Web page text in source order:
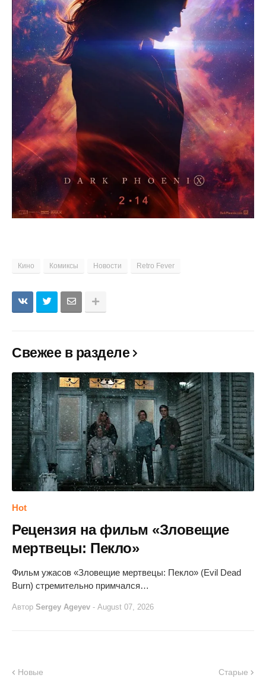
Кино Комиксы Новости Retro Fever
Свежее в разделе
Hot
Рецензия на фильм «Зловещие
мертвецы: Пекло»
Фильм ужасов «Зловещие мертвецы: Пекло» (Evil Dead
Burn) стремительно примчался…
Автор Sergey Ageyev - August 07, 2026
Новые Старые